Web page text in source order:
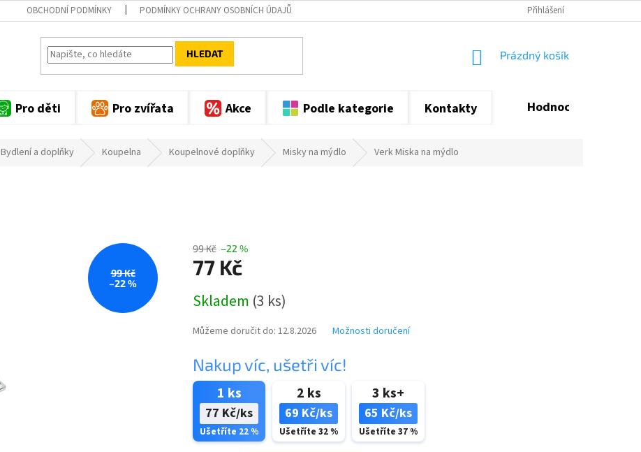
OBCHODNÍ PODMÍNKY PODMÍNKY OCHRANY OSOBNÍCH ÚDAJŮ Přihlášení
HLEDAT
NÁKUPNÍ
Prázdný košík
Pro děti Pro zvířata Akce Podle kategorie Kontakty Hodnocení obchodu
Bydlení a doplňky Koupelna Koupelnové doplňky Misky na mýdlo Verk Miska na mýdlo
99 Kč
–22 %
99 Kč –22 %
77 Kč
cena:
Skladem (3 ks)
Můžeme doručit do: 12.8.2026 Možnosti doručení
Nakup víc, ušetři víc!
1 ks
77 Kč/ks
Ušetříte 22 %
2 ks
69 Kč/ks
Ušetříte 32 %
3 ks+
65 Kč/ks
Ušetříte 37 %